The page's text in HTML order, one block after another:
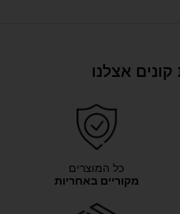
אצלנו
כל המוצרים
מקוריים באחריות